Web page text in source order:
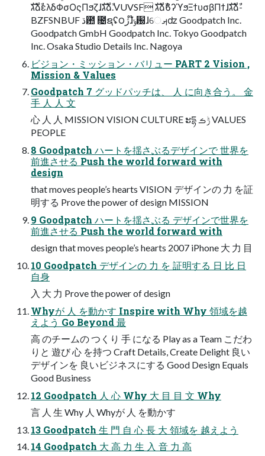
גࣜձࣾελδΦσΟςΠϧζɺגࣜձࣾ.VUVSF גࣜձࣾϐʔϓϧΞϯυσβΠϯɺגࣜձࣾ-
BZFSNBUF ڌ఺ ೔ຊʢ౦ژɺ໊ݹ԰ɺେࡕʣ Goodpatch Inc.
Goodpatch GmbH Goodpatch Inc. Tokyo Goodpatch
Inc. Osaka Studio Details Inc. Nagoya
ビジョン・ミッション・バリュー PART 2 Vision ,
Mission & Values
Goodpatch 7 グッドパッチは、 人 に向き合う。 ⾦
手 人 人 文
心 人 人 MISSION VISION CULTURE ະདྷ ݱࡏ VALUES
PEOPLE
8 Goodpatch ハートを揺さぶるデザインで 世界を
前進させる Push the world forward with
design
that moves people’s hearts VISION デザインの 力 を証
明する Prove the power of design MISSION
9 Goodpatch ハートを揺さぶる デザインで世界を
前進させる Push the world forward with
design that moves people’s hearts 2007 iPhone 大 力 目
10 Goodpatch デザインの 力 を 証明する 日 比 日
自身
入 大 力 Prove the power of design
Whyが 人 を動かす Inspire with Why 領域を越
えよう Go Beyond 最
高 のチームの つくり 手 になる Play as a Team こだわ
りと 遊び 心 を持つ Craft Details, Create Delight 良い
デザインを 良いビジネスにする Good Design Equals
Good Business
12 Goodpatch 人 心 Why 大 目 目 文 Why
言 人 生 Why 人 Whyが 人 を動かす
13 Goodpatch 生 門 自 心 長 大 領域を 越えよう
14 Goodpatch 大 高 力 生 入 音 力 高